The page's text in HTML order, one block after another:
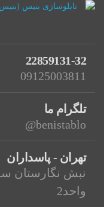
22859131-32
09125003811
تلگرام ما
benistablo@
تهران - پاسداران
واحد2